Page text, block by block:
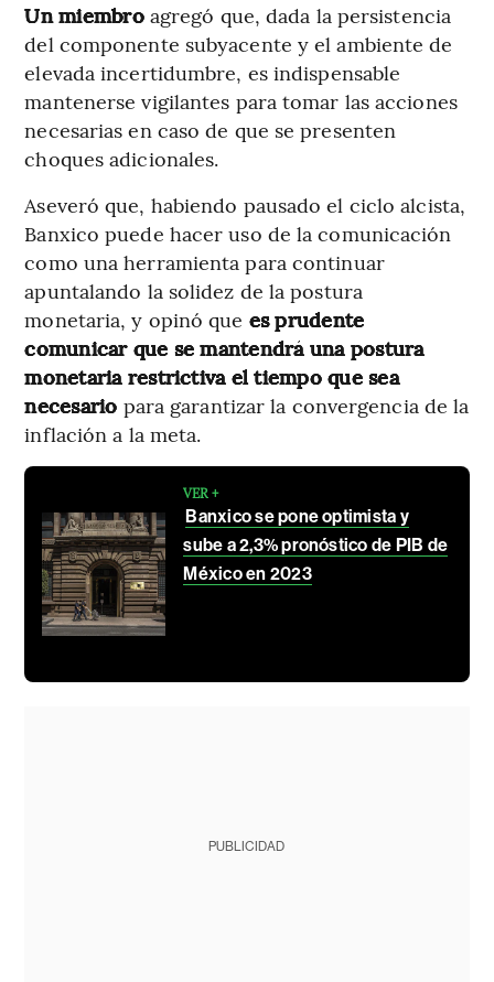
Un miembroagregó que, dada la persistencia
del componente subyacente y el ambiente de
elevada incertidumbre, es indispensable
mantenerse vigilantes para tomar las acciones
necesarias en caso de que se presenten
choques adicionales.
Aseveró que, habiendo pausado el ciclo alcista,
Banxico puede hacer uso de la comunicación
como una herramienta para continuar
apuntalando la solidez de la postura
monetaria, y opinó que es prudente
comunicar que se mantendrá una postura
monetaria restrictiva el tiempo que sea
necesario para garantizar la convergencia de la
inflación a la meta.
VER +
Banxico se pone optimista y
sube a 2,3% pronóstico de PIB de
México en 2023
PUBLICIDAD